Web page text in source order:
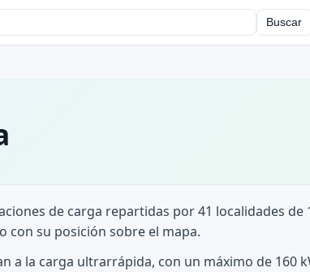
Buscar
de carga repartidas por 41 localidades de
con su posición sobre el mapa.
a la carga ultrarrápida, con un máximo de 160